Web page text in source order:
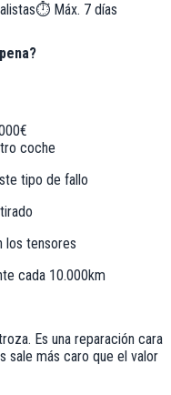
⏱️ Máx. 7 días
coche
tipo de fallo
los tensores
cada 10.000km
Es una reparación cara
sale más caro que el valor